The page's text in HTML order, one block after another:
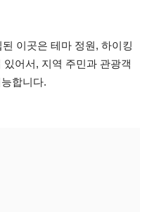
이곳은 테마 정원, 하이킹
어서, 지역 주민과 관광객
합니다.